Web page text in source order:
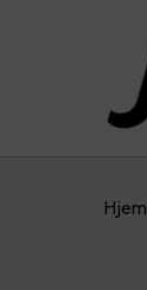
Hjem